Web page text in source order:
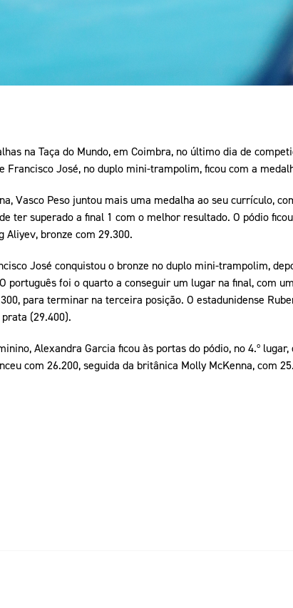
na Taça do Mundo, em Coimbra, no último dia de
Francisco José, no duplo mini-trampolim, ficou com a
Vasco Peso juntou mais uma medalha ao seu currículo,
ter superado a final 1 com o melhor resultado. O pódio
Aliyev, bronze com 29.300.
José conquistou o bronze no duplo mini-trampolim,
português foi o quarto a conseguir um lugar na final, com
para terminar na terceira posição. O estadunidense
(29.400).
Alexandra Garcia ficou às portas do pódio, no 4.º
com 26.200, seguida da britânica Molly McKenna, com